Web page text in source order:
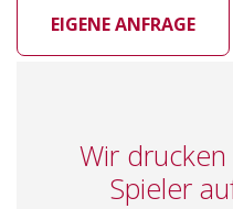
EIGENE ANFRAGE
Wir
Spieler